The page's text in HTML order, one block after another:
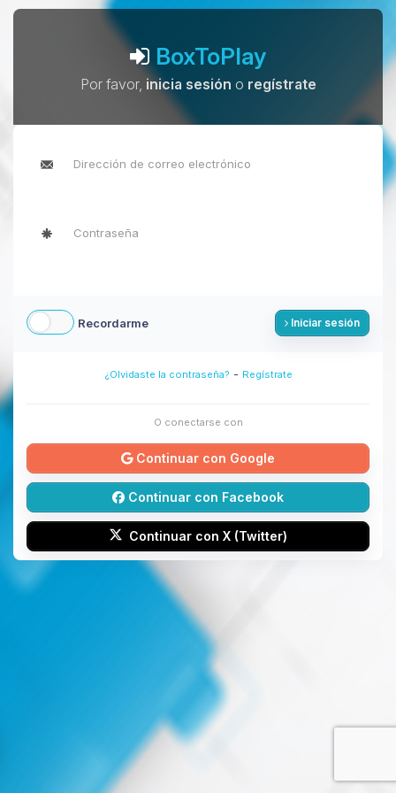
BoxToPlay
Por favor, inicia sesión o regístrate
Recordarme Iniciar sesión
¿Olvidaste la contraseña? - Regístrate
O conectarse con
Continuar con Google
Continuar con Facebook
Continuar con X (Twitter)